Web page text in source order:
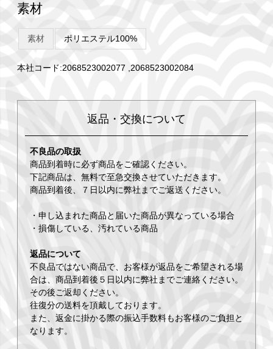
素材
素材 ポリエステル100%
本社コード:2068523002077 ,2068523002084
返品・交換について
不良品の取扱
商品到着時に必ず商品をご確認ください。
下記商品は、無料で至急交換させていただきます。
商品到着後、７日以内に弊社までご返送ください。
・申し込まれた商品と届いた商品が異なっている場合
・損傷している、汚れている商品
返品について
不良品ではない商品で、お客様が返品をご希望される場
合は、商品到着後５日以内に弊社までご連絡ください。
その後ご返却ください。
往復分の送料を頂戴しております。
また、返金に掛かる際の振込手数料もお客様のご負担と
なります。